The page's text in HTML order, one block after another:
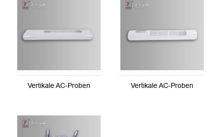
Vertikale AC-Proben Vertikale AC-Proben